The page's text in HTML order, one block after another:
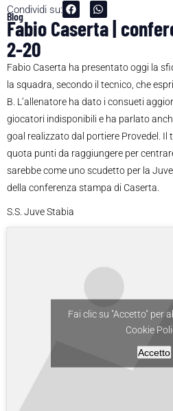
Condividi su:
Blog
Fabio Caserta |
2-20
Fabio Caserta ha presentato oggi la
la squadra, secondo il tecnico, che
B. L’allenatore ha dato i consueti
giocatori indisponibili e ha parlato
goal realizzato dal portiere Provedel. Il
quota punti da raggiungere per
sarebbe come uno scudetto per la
della conferenza stampa di Caserta.
S.S. Juve Stabia
Fai clic su "Accetto" per
Cookie
Accetto